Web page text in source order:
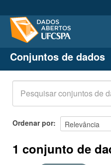
Conjuntos de dados
Organizações
Grupos
Sobre
Conjuntos de dados
Ordenar por
1 conjunto de